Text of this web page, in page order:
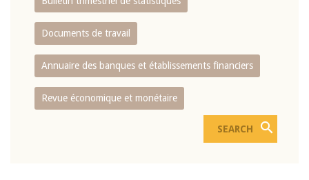
Documents de travail
Annuaire des banques et établissements financiers
Revue économique et monétaire